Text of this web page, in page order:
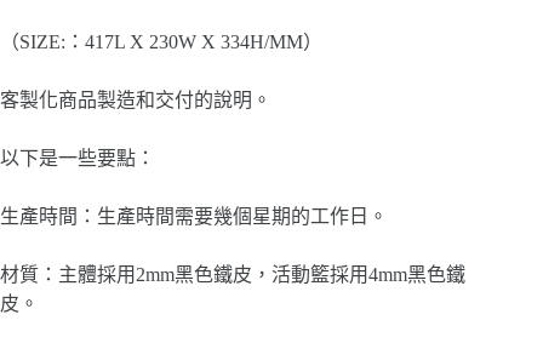
（SIZE:：417L X 230W X 334H/MM）
客製化商品製造和交付的說明。
以下是一些要點：
生產時間：生產時間需要幾個星期的工作日。
材質：主體採用2mm黑色鐵皮，活動籃採用4mm黑色鐵
皮。